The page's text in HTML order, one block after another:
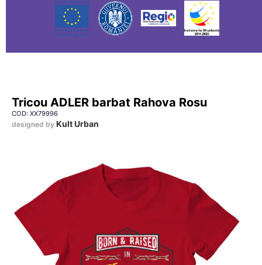
Tricou ADLER barbat Rahova Rosu
COD: XX79996
designed by Kult Urban